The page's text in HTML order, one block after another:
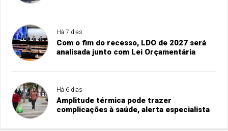
Há 7 dias
Com o fim do recesso, LDO de 2027 será
analisada junto com Lei Orçamentária
Há 6 dias
Amplitude térmica pode trazer
complicações à saúde, alerta especialista